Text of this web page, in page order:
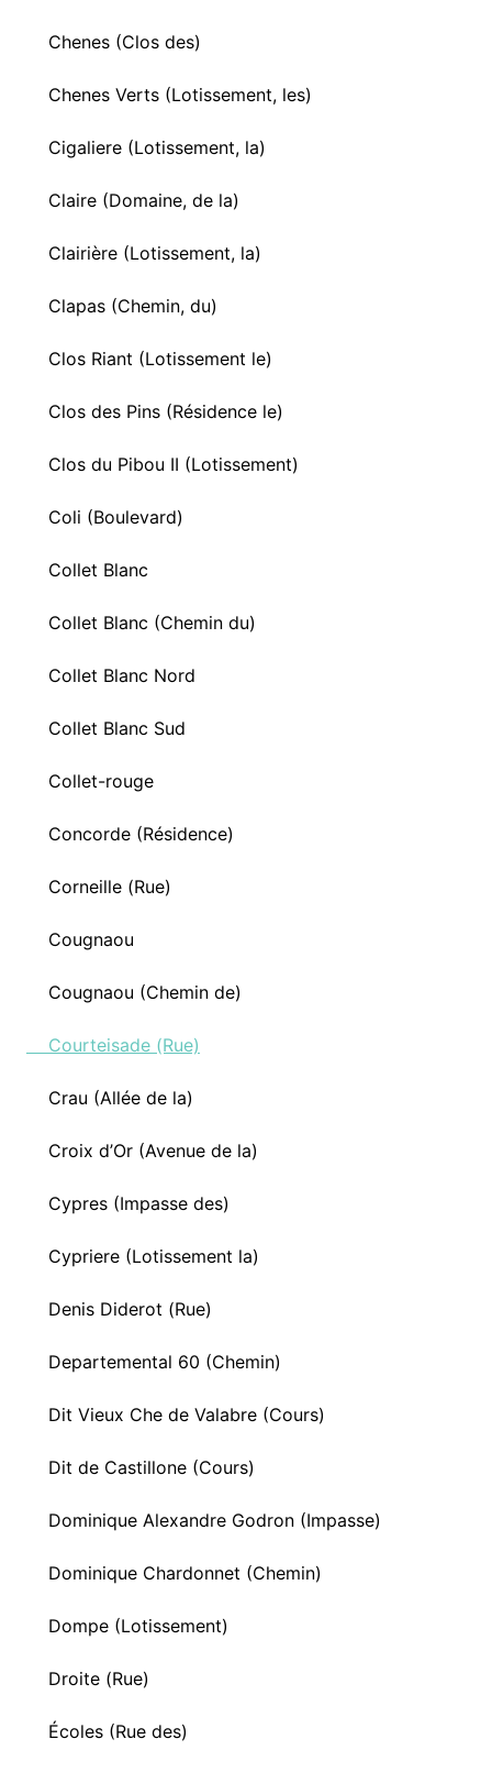
Chenes (Clos des)
Chenes Verts (Lotissement, les)
Cigaliere (Lotissement, la)
Claire (Domaine, de la)
Clairière (Lotissement, la)
Clapas (Chemin, du)
Clos Riant (Lotissement le)
Clos des Pins (Résidence le)
Clos du Pibou II (Lotissement)
Coli (Boulevard)
Collet Blanc
Collet Blanc (Chemin du)
Collet Blanc Nord
Collet Blanc Sud
Collet-rouge
Concorde (Résidence)
Corneille (Rue)
Cougnaou
Cougnaou (Chemin de)
Courteisade (Rue)
Crau (Allée de la)
Croix d’Or (Avenue de la)
Cypres (Impasse des)
Cypriere (Lotissement la)
Denis Diderot (Rue)
Departemental 60 (Chemin)
Dit Vieux Che de Valabre (Cours)
Dit de Castillone (Cours)
Dominique Alexandre Godron (Impasse)
Dominique Chardonnet (Chemin)
Dompe (Lotissement)
Droite (Rue)
Écoles (Rue des)